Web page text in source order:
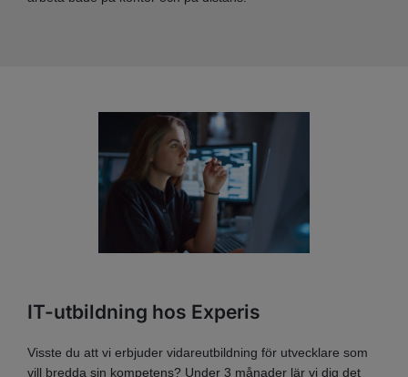
IT-utbildning hos Experis
Visste du att vi erbjuder vidareutbildning för utvecklare som
vill bredda sin kompetens? Under 3 månader lär vi dig det